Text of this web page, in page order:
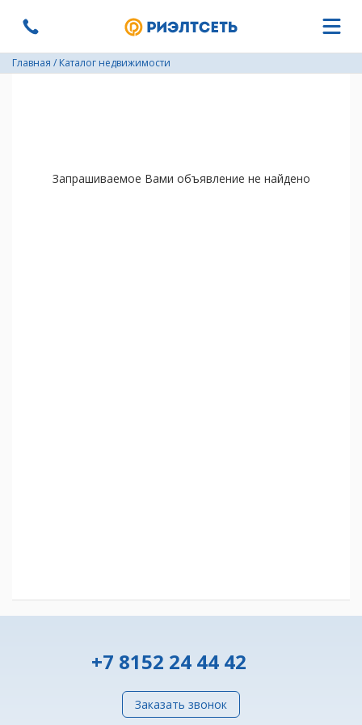
Главная / Каталог недвижимости
Запрашиваемое Вами объявление не найдено
+7 8152 24 44 42
Заказать звонок